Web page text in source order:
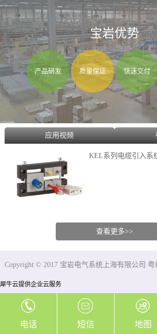
宝岩优势
产品研发 质量保证 快速交付
应用视频
KEL系列电缆引入系
查看更多>>
Copyright © 2017 宝岩电气系统上海有限公司 粤
犀牛云提供企业云服务
电话 短信 地图